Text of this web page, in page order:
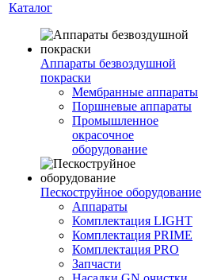
Каталог
Аппараты безвоздушной
покраски
Мембранные аппараты
Поршневые аппараты
Промышленное
окрасочное
оборудование
Пескоструйное оборудование
Аппараты
Комплектация LIGHT
Комплектация PRIME
Комплектация PRO
Запчасти